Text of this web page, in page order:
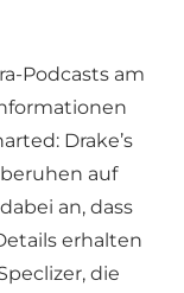
Podcasts am
Drake’s
auf
an, dass
erhalten
die